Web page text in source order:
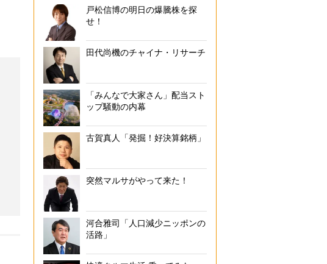
戸松信博の明日の爆騰株を探
せ！
田代尚機のチャイナ・リサーチ
「みんなで大家さん」配当スト
ップ騒動の内幕
古賀真人「発掘！好決算銘柄」
突然マルサがやって来た！
河合雅司「人口減少ニッポンの
活路」